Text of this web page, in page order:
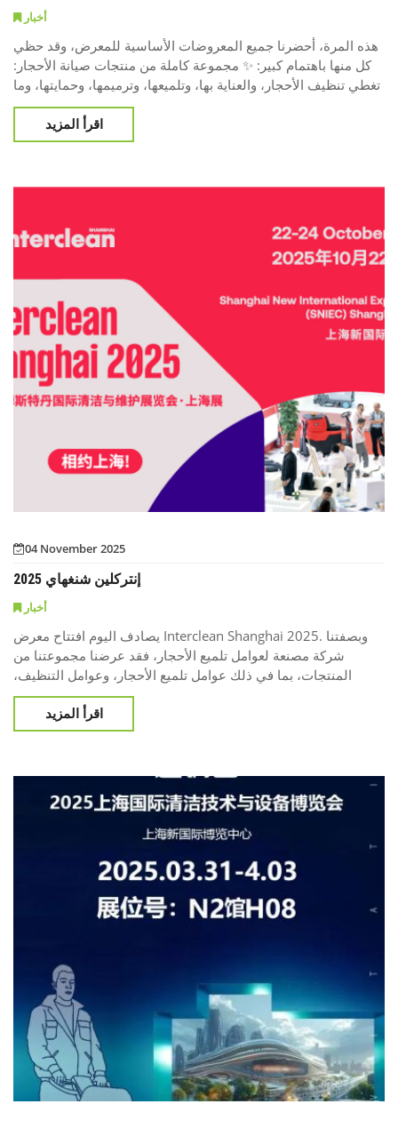
أخبار
هذه المرة، أحضرنا جميع المعروضات الأساسية للمعرض، وقد حظي
كل منها باهتمام كبير: ✨ مجموعة كاملة من منتجات صيانة الأحجار:
تغطي تنظيف الأحجار، والعناية بها، وتلميعها، وترميمها، وحمايتها، وما
إلى ذلك، وهي مناسبة لأنواع مختلفة من الأحجار مثل الرخام
والجرانيت والترازو، وتلبي جميع سيناريوهات صيانة الأحجار في
الفنادق؛ ✨ معدات تنظيف فعالة: بما في ذلك المكانس الكهربائية
اقرأ المزيد
04 November 2025
إنتركلين شنغهاي 2025
أخبار
يصادف اليوم افتتاح معرض Interclean Shanghai 2025. وبصفتنا
شركة مصنعة لعوامل تلميع الأحجار، فقد عرضنا مجموعتنا من
المنتجات، بما في ذلك عوامل تلميع الأحجار، وعوامل التنظيف،
ومعدات التلميع، بهدف توفير حلول متكاملة لاحتياجات التنظيف
والصيانة. شهد اليوم الأول من المعرض تدفقاً مستمراً من العملاء
المحليين والدوليين الذين زاروا جناحنا. وشهدنا تفاعلاً نشطاً وتبادلاً
اقرأ المزيد